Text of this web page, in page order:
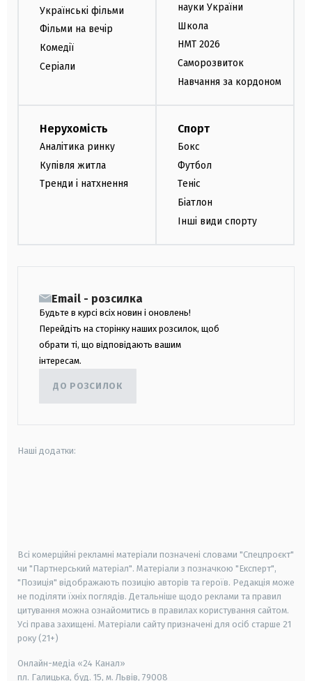
Українські фільми
Фільми на вечір
Комедії
Серіали
науки України
Школа
НМТ 2026
Саморозвиток
Навчання за кордоном
Нерухомість
Аналітика ринку
Купівля житла
Тренди і натхнення
Спорт
Бокс
Футбол
Теніс
Біатлон
Інші види спорту
Email - розсилка
Будьте в курсі всіх новин і оновлень!
Перейдіть на сторінку наших розсилок, щоб
обрати ті, що відповідають вашим
інтересам.
ДО РОЗСИЛОК
Наші додатки:
Всі комерційні рекламні матеріали позначені словами "Спецпроєкт"
чи "Партнерський матеріал". Матеріали з позначкою "Експерт",
"Позиція" відображають позицію авторів та героїв. Редакція може
не поділяти їхніх поглядів. Детальніше щодо реклами та правил
цитування можна ознайомитись в правилах користування сайтом.
Усі права захищені. Матеріали сайту призначені для осіб старше 21
року (21+)
Онлайн-медіа «24 Канал»
пл. Галицька, буд. 15, м. Львів, 79008